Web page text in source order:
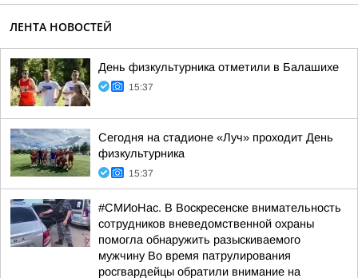
ЛЕНТА НОВОСТЕЙ
День физкультурника отметили в Балашихе
15:37
Сегодня на стадионе «Луч» проходит День
физкультурника
15:37
#СМИоНас. В Воскресенске внимательность
сотрудников вневедомственной охраны
помогла обнаружить разыскиваемого
мужчину Во время патрулирования
росгвардейцы обратили внимание на